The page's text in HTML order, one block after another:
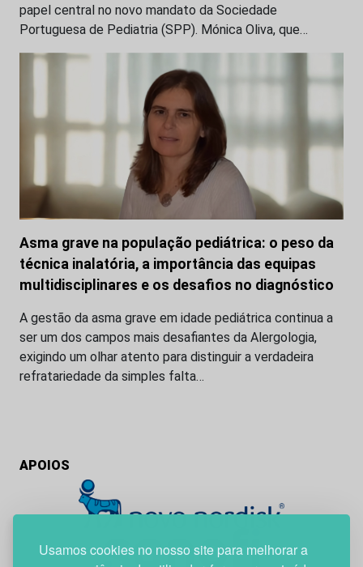
Usamos cookies no nosso site para melhorar a
papel central no novo mandato da Sociedade
Portuguesa de Pediatria (SPP). Mónica Oliva, que…
Asma grave na população pediátrica: o peso da
técnica inalatória, a importância das equipas
multidisciplinares e os desafios no diagnóstico
A gestão da asma grave em idade pediátrica continua a
ser um dos campos mais desafiantes da Alergologia,
exigindo um olhar atento para distinguir a verdadeira
refratariedade da simples falta…
APOIOS